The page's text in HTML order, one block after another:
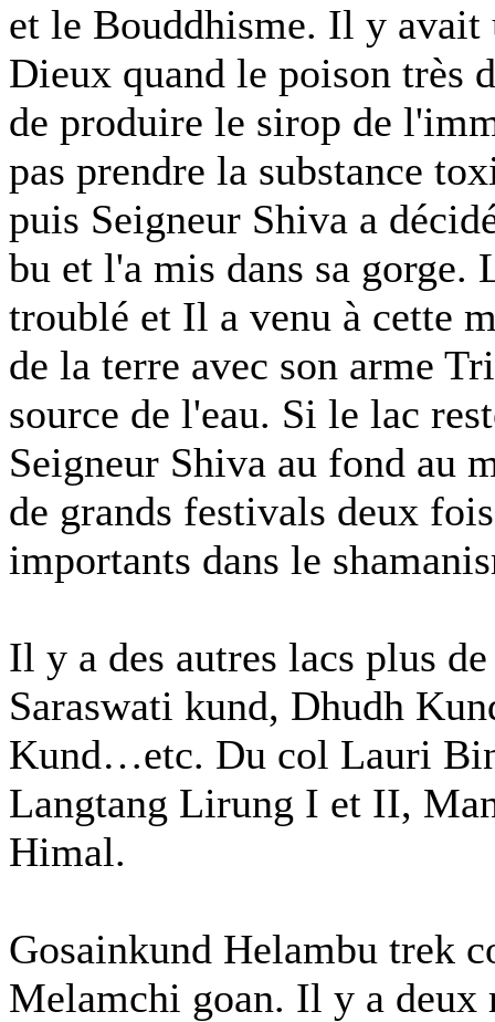
et le Bouddhisme. Il y avait
Dieux quand le poison très
de produire le sirop de
pas prendre la substance
puis Seigneur Shiva a
bu et l'a mis dans sa gorge.
troublé et Il a venu à cette
de la terre avec son arme
source de l'eau. Si le lac
Seigneur Shiva au fond au
de grands festivals deux
importants dans le
Il y a des autres lacs plus
Saraswati kund, Dhudh
Kund…etc. Du col Lauri
Langtang Lirung I et II,
Himal.
Gosainkund Helambu trek
Melamchi goan. Il y a deux